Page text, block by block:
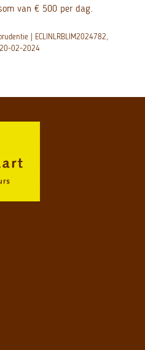
van € 500 per dag.
| ECLINLRBLIM2024782,
02-2024